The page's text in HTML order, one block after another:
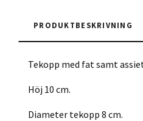
PRODUKTBESKRIVNING
Tekopp med fat samt
Höj 10 cm.
Diameter tekopp 8 cm.